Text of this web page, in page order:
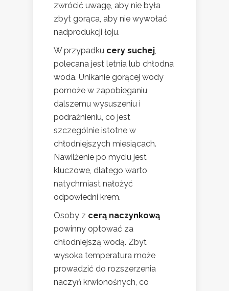
zwrócić uwagę, aby nie była
zbyt gorąca, aby nie wywołać
nadprodukcji łoju.
W przypadku cery suchej,
polecana jest letnia lub chłodna
woda. Unikanie gorącej wody
pomoże w zapobieganiu
dalszemu wysuszeniu i
podrażnieniu, co jest
szczególnie istotne w
chłodniejszych miesiącach.
Nawilżenie po myciu jest
kluczowe, dlatego warto
natychmiast nałożyć
odpowiedni krem.
Osoby z cerą naczynkową
powinny optować za
chłodniejszą wodą. Zbyt
wysoka temperatura może
prowadzić do rozszerzenia
naczyń krwionośnych, co